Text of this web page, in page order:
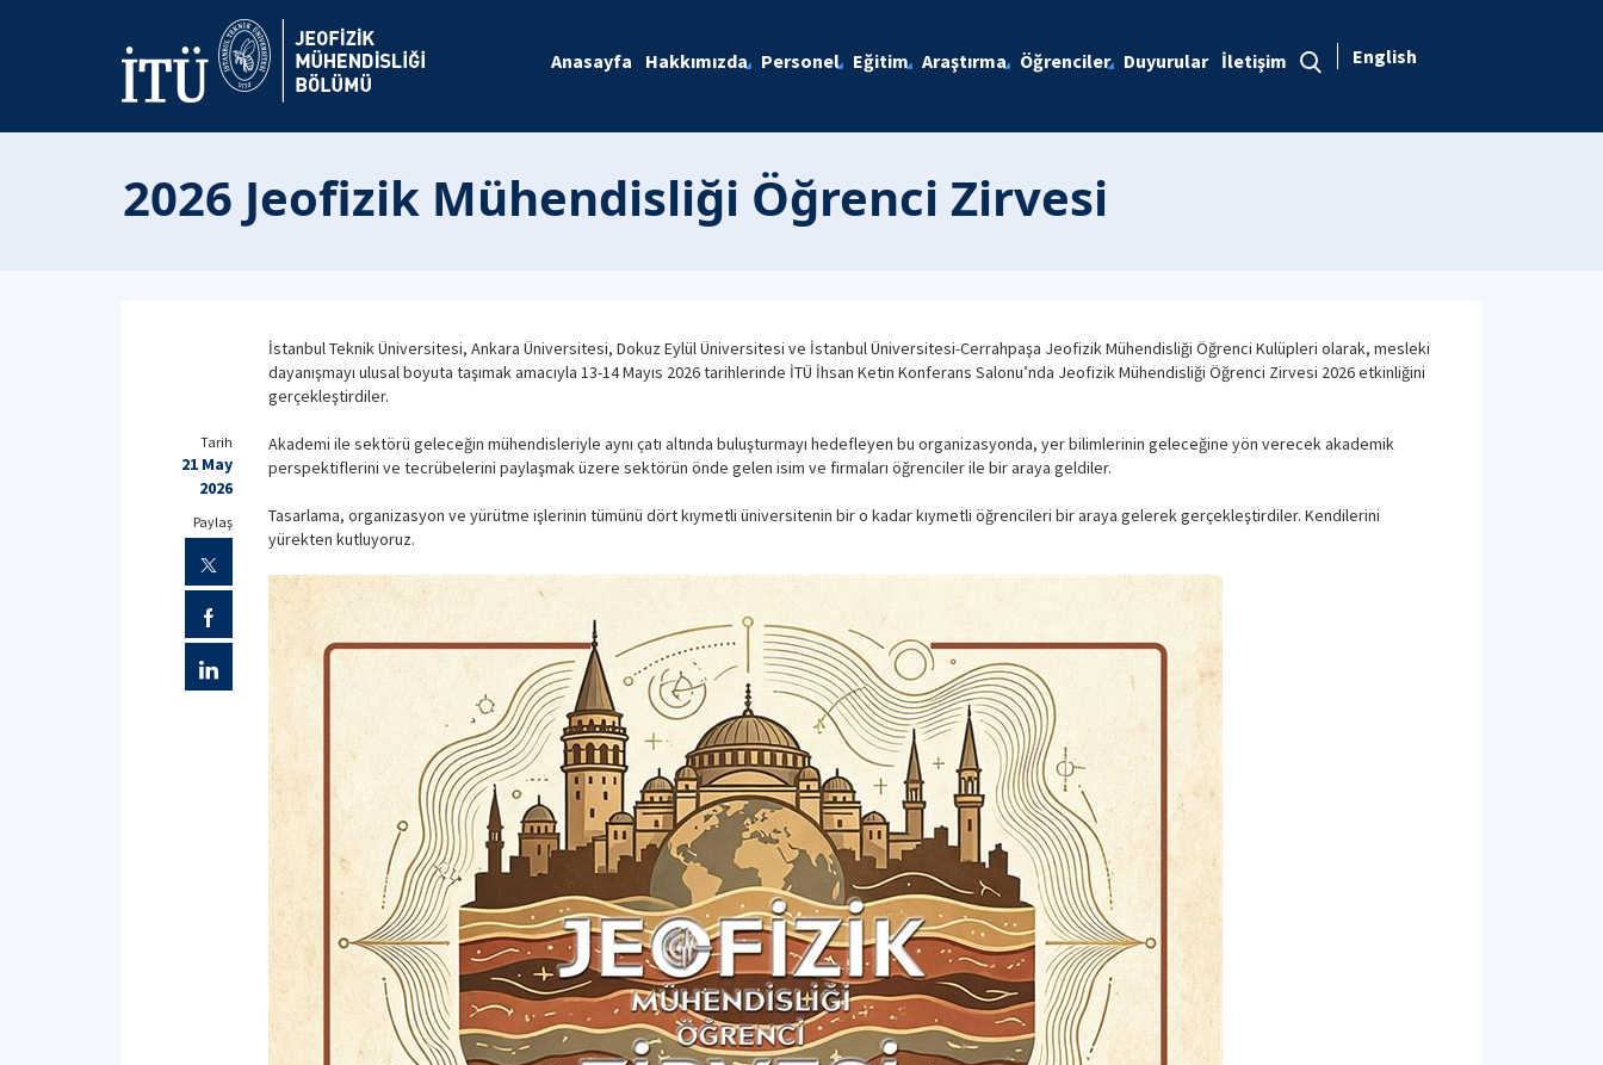
Anasayfa Hakkımızda Personel Eğitim Araştırma Öğrenciler Duyurular İletişim English
2026 Jeofizik Mühendisliği Öğrenci Zirvesi
İstanbul Teknik Üniversitesi, Ankara Üniversitesi, Dokuz Eylül Üniversitesi ve İstanbul Üniversitesi-Cerrahpaşa Jeofizik Mühendisliği Öğrenci Kulüpleri olarak, mesleki
dayanışmayı ulusal boyuta taşımak amacıyla 13-14 Mayıs 2026 tarihlerinde İTÜ İhsan Ketin Konferans Salonu’nda Jeofizik Mühendisliği Öğrenci Zirvesi 2026 etkinliğini
gerçekleştirdiler.
Akademi ile sektörü geleceğin mühendisleriyle aynı çatı altında buluşturmayı hedefleyen bu organizasyonda, yer bilimlerinin geleceğine yön verecek akademik
perspektiflerini ve tecrübelerini paylaşmak üzere sektörün önde gelen isim ve firmaları öğrenciler ile bir araya geldiler.
Tasarlama, organizasyon ve yürütme işlerinin tümünü dört kıymetli üniversitenin bir o kadar kıymetli öğrencileri bir araya gelerek gerçekleştirdiler. Kendilerini
yürekten kutluyoruz.
Tarih
21 May
2026
Paylaş